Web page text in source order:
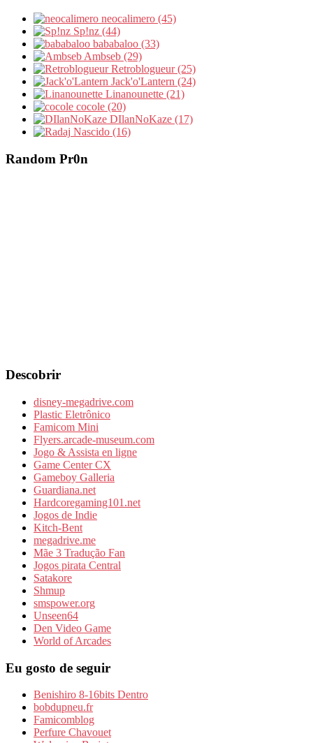
neocalimero (45)
Sp!nz (44)
bababaloo (33)
Ambseb (29)
Retroblogueur (25)
Jack'o'Lantern (24)
Linanounette (21)
cocole (20)
DIlanNoKaze (17)
Nascido (16)
Random Pr0n
Descobrir
disney-megadrive.com
Plastic Eletrônico
Famicom Mini
Flyers.arcade-museum.com
Jogo & Assista en ligne
Game Center CX
Gameboy Galleria
Guardiana.net
Hardcoregaming101.net
Jogos de Indie
Kitch-Bent
megadrive.me
Mãe 3 Tradução Fan
Jogos pirata Central
Satakore
Shmup
smspower.org
Unseen64
Den Video Game
World of Arcades
Eu gosto de seguir
Benishiro 8-16bits Dentro
bobdupneu.fr
Famicomblog
Perfure Chavouet